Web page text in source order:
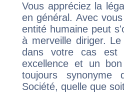
Vous appréciez la
en général. Avec
entité humaine peut
à merveille diriger.
dans votre cas est
excellence et un
toujours synonyme
Société, quelle que